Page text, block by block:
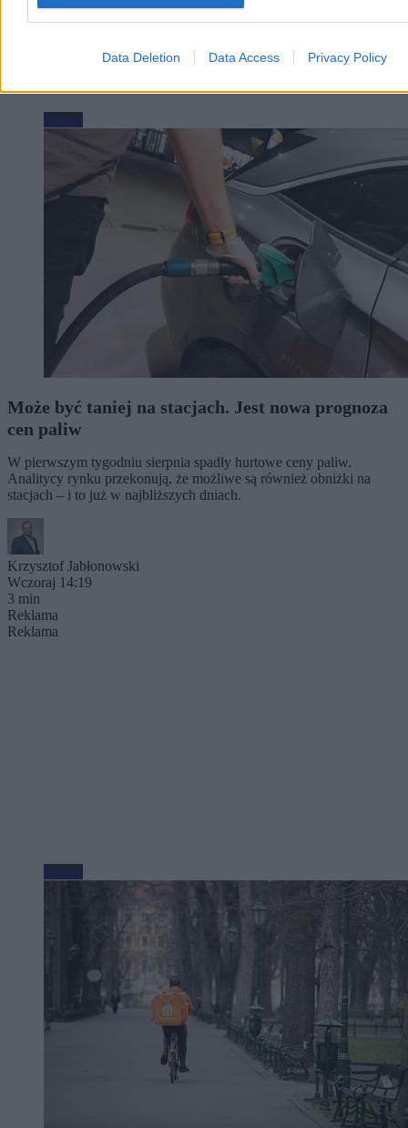
Data Deletion Data Access Privacy Policy
Katarzyna Dybińska
4 min
Biznes
Może być taniej na stacjach. Jest nowa prognoza
cen paliw
W pierwszym tygodniu sierpnia spadły hurtowe ceny paliw.
Analitycy rynku przekonują, że możliwe są również obniżki na
stacjach – i to już w najbliższych dniach.
Krzysztof Jabłonowski
Wczoraj 14:19
3 min
Reklama
Reklama
Biznes